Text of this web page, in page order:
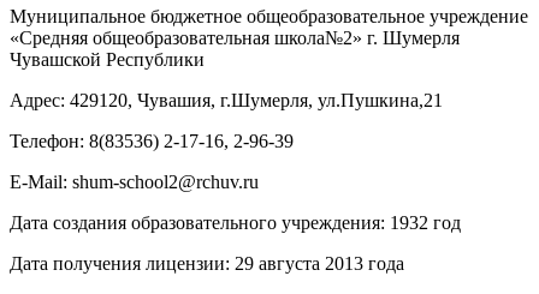
Муниципальное бюджетное общеобразовательное учреждение
«Средняя общеобразовательная школа№2» г. Шумерля
Чувашской Республики
Адрес: 429120, Чувашия, г.Шумерля, ул.Пушкина,21
Телефон: 8(83536) 2-17-16, 2-96-39
E-Mail: shum-school2@rchuv.ru
Дата создания образовательного учреждения: 1932 год
Дата получения лицензии: 29 августа 2013 года